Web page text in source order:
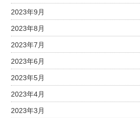
2023年9月
2023年8月
2023年7月
2023年6月
2023年5月
2023年4月
2023年3月